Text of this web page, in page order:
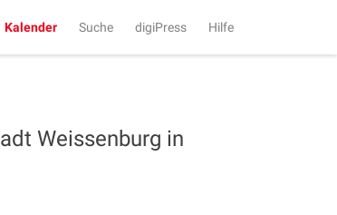
Kalender Suche digiPress Hilfe
Weissenburg in